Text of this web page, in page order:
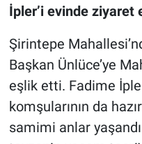
İpler’i evinde ziyaret
Şirintepe
Başkan Ünlüce’ye
eşlik etti. Fadime
komşularının da
samimi anlar